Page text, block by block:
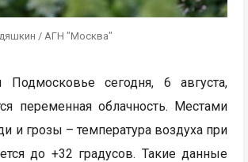
/ АГН "Москва"
сегодня, 6 августа,
переменная облачность. Местами
и грозы – температура воздуха при
до +32 градусов. Такие данные